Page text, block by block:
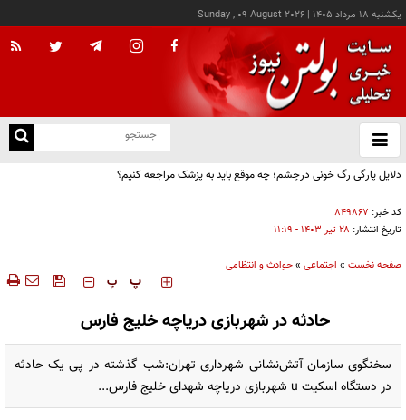
يکشنبه ۱۸ مرداد ۱۴۰۵ |
Sunday , 09 August 2026
باز
و
دلایل پارگی رگ خونی درچشم؛ چه موقع باید به پزشک مراجعه کنیم؟
کد خبر: ۸۴۹۸۶۷
تاریخ انتشار: ۲۸ تير ۱۴۰۳ - ۱۱:۱۹
صفحه نخست » اجتماعی »حوادث و انتظامی
‍‍‍ پ پ
حادثه در شهربازی دریاچه خلیج فارس
سخنگوی سازمان آتش‌نشانی شهرداری تهران:شب گذشته در پی یک حادثه
در دستگاه اسکیت u شهربازی دریاچه شهدای خلیج فارس...